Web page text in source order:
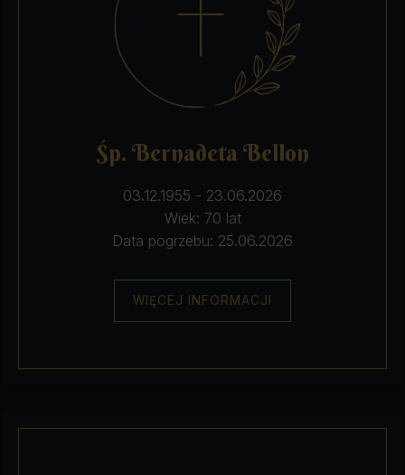
Śp. Bernadeta Bellon
03.12.1955 - 23.06.2026
Wiek: 70 lat
Data pogrzebu: 25.06.2026
WIĘCEJ INFORMACJI